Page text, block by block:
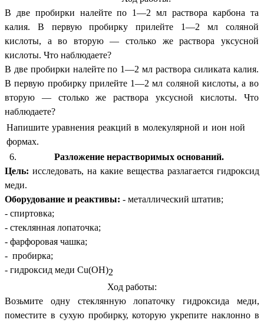
В две пробирки налейте по 1—2 мл раствора карбона та
калия. В первую пробирку прилейте 1—2 мл соляной
кислоты, а во вторую — столько же раствора уксусной
кислоты. Что наблюдаете?
В две пробирки налейте по 1—2 мл раствора силиката калия.
В первую пробирку прилейте 1—2 мл соляной кислоты, а во
вторую — столько же раствора уксусной кислоты. Что
наблюдаете?
Напишите уравнения реакций в молекулярной и ион ной
формах.
Разложение нерастворимых оснований.
Цель: исследовать, на какие вещества разлагается гидроксид
меди.
Оборудование и реактивы: - металлический штатив;
- спиртовка;
- стеклянная лопаточка;
- фарфоровая чашка;
- пробирка;
- гидроксид меди Cu(OH)2
Ход работы:
Возьмите одну стеклянную лопаточку гидроксида меди,
поместите в сухую пробирку, которую укрепите наклонно в